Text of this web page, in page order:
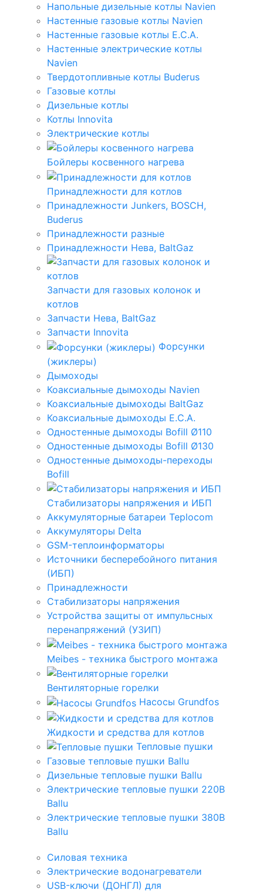
Напольные дизельные котлы Navien
Настенные газовые котлы Navien
Настенные газовые котлы E.C.A.
Настенные электрические котлы
Navien
Твердотопливные котлы Buderus
Газовые котлы
Дизельные котлы
Котлы Innovita
Электрические котлы
Бойлеры косвенного нагрева
Принадлежности для котлов
Принадлежности Junkers, BOSCH,
Buderus
Принадлежности разные
Принадлежности Нева, BaltGaz
Запчасти для газовых колонок и
котлов
Запчасти Нева, BaltGaz
Запчасти Innovita
Форсунки
(жиклеры)
Дымоходы
Коаксиальные дымоходы Navien
Коаксиальные дымоходы BaltGaz
Коаксиальные дымоходы E.C.A.
Одностенные дымоходы Bofill Ø110
Одностенные дымоходы Bofill Ø130
Одностенные дымоходы-переходы
Bofill
Стабилизаторы напряжения и ИБП
Аккумуляторные батареи Teplocom
Аккумуляторы Delta
GSM-теплоинформаторы
Источники бесперебойного питания
(ИБП)
Принадлежности
Стабилизаторы напряжения
Устройства защиты от импульсных
перенапряжений (УЗИП)
Meibes - техника быстрого монтажа
Вентиляторные горелки
Насосы Grundfos
Жидкости и средства для котлов
Тепловые пушки
Газовые тепловые пушки Ballu
Дизельные тепловые пушки Ballu
Электрические тепловые пушки 220В
Ballu
Электрические тепловые пушки 380В
Ballu
Силовая техника
Электрические водонагреватели
USB-ключи (ДОНГЛ) для